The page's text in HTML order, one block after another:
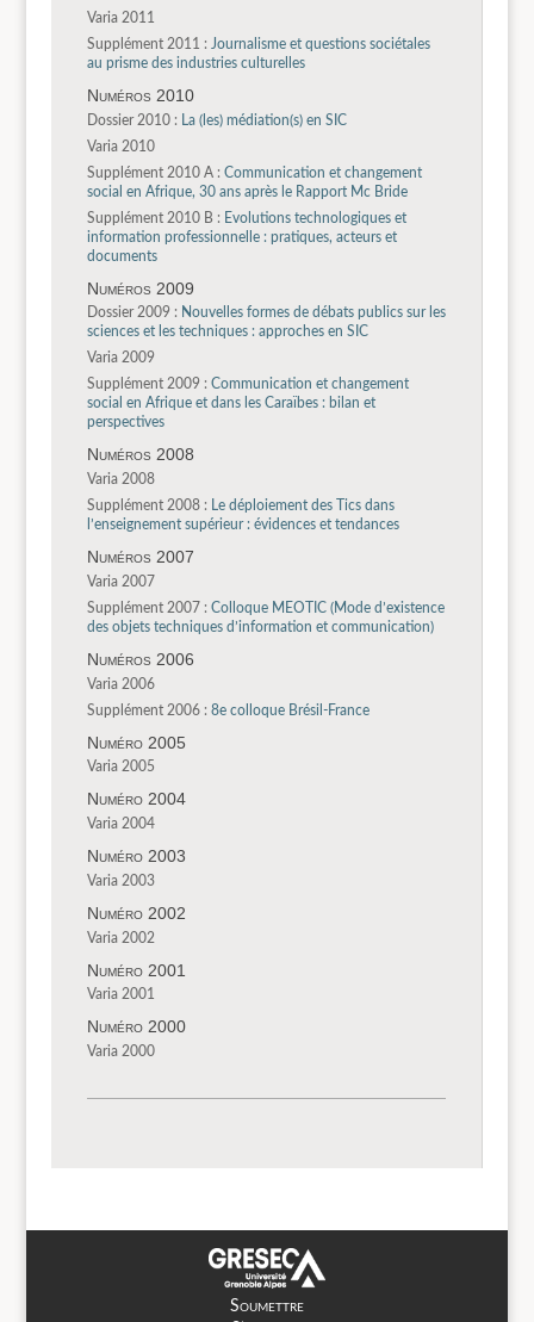
Varia 2011
Supplément 2011 : Journalisme et questions sociétales
au prisme des industries culturelles
Numéros 2010
Dossier 2010 : La (les) médiation(s) en SIC
Varia 2010
Supplément 2010 A : Communication et changement
social en Afrique, 30 ans après le Rapport Mc Bride
Supplément 2010 B : Evolutions technologiques et
information professionnelle : pratiques, acteurs et
documents
Numéros 2009
Dossier 2009 : Nouvelles formes de débats publics sur les
sciences et les techniques : approches en SIC
Varia 2009
Supplément 2009 : Communication et changement
social en Afrique et dans les Caraïbes : bilan et
perspectives
Numéros 2008
Varia 2008
Supplément 2008 : Le déploiement des Tics dans
l’enseignement supérieur : évidences et tendances
Numéros 2007
Varia 2007
Supplément 2007 : Colloque MEOTIC (Mode d’existence
des objets techniques d’information et communication)
Numéros 2006
Varia 2006
Supplément 2006 : 8e colloque Brésil-France
Numéro 2005
Varia 2005
Numéro 2004
Varia 2004
Numéro 2003
Varia 2003
Numéro 2002
Varia 2002
Numéro 2001
Varia 2001
Numéro 2000
Varia 2000
Soumettre